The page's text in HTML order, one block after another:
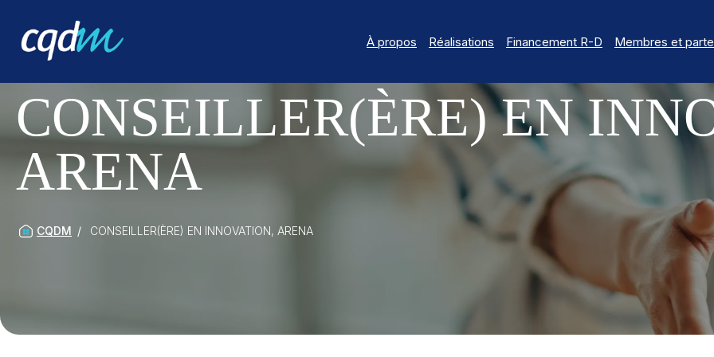
À propos Réalisations Financement R-D Membres et
CONSEILLER(ÈRE) EN
ARENA
CQDM CONSEILLER(ÈRE) EN INNOVATION, ARENA